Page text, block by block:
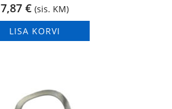
7,87 € (sis. KM)
LISA KORVI